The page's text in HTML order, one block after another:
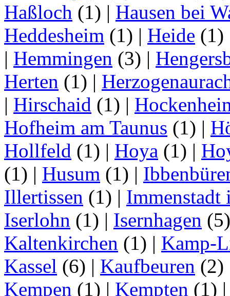
Haßloch (1) | Hausen bei
Heddesheim (1) | Heide (1)
| Hemmingen (3) |
Herten (1) |
| Hirschaid (1) |
Hofheim am Taunus (1) |
Hollfeld (1) | Hoya (1) |
(1) | Husum (1) |
Illertissen (1) | Immenstadt
Iserlohn (1) | Isernhagen
Kaltenkirchen (1) | Kamp-
Kassel (6) | Kaufbeuren (2)
Kempen (1) | Kempten (1)